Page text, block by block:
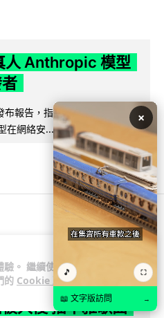
。 繼續使用
的 Cookie 政
人 Anthropic 模型
布報告，指 Anthropic Mythos
在網絡安... 閱讀全文
入侵 播不雅歌曲
×
🎵 ⛶
📖 文字版訪問 →